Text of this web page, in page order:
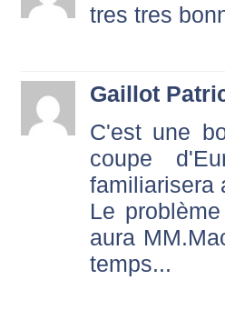
tres tres
Gaillot
C'est une
coupe
familiarisera
Le
aura
temps...